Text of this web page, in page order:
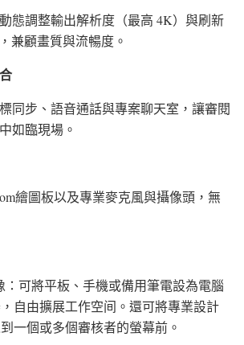
態調整輸出解析度（最高 4K）與刷新
兼顧畫質與流暢度。
同步、語音通話與專案聊天室，讓審閱
如臨現場。
繪圖板以及專業麥克風與攝像頭，無
：可將平板、手機或備用筆電設為電腦
自由擴展工作空间。還可將專業設計
一個或多個審核者的螢幕前。